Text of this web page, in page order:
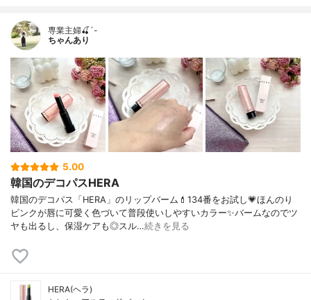
専業主婦🍒´-
ちゃんあり
5.00
韓国のデコパスHERA
韓国のデコパス「HERA」のリップバーム💄134番をお試し💗ほんのり
ピンクが唇に可愛く色づいて普段使いしやすいカラー✨バームなのでツ
ヤも出るし、保湿ケアも◎スル…続きを見る
HERA(ヘラ)